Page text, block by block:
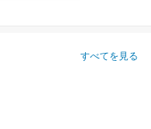
すべてを見る